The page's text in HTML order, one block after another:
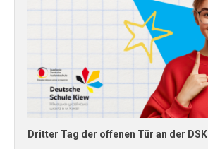
Dritter Tag der offenen Tür an der DSK